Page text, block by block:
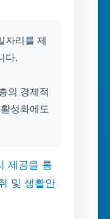
자리를 제
다.
의 경제적
성화에도
제공을 통
및 생활안